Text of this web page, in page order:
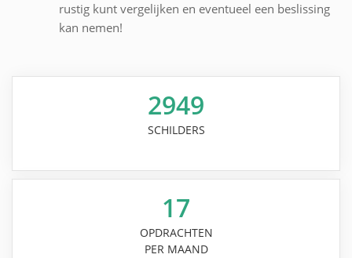
rustig kunt vergelijken en eventueel een beslissing
kan nemen!
2949
SCHILDERS
17
OPDRACHTEN
PER MAAND